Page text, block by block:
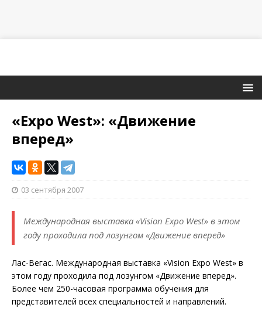
«Expo West»: «Движение
вперед»
03 сентября 2007
Международная выставка «Vision Expo West» в этом
году проходила под лозунгом «Движение вперед»
Лас-Вегас. Международная выставка «Vision Expo West» в
этом году проходила под лозунгом «Движение вперед».
Более чем 250-часовая программа обучения для
представителей всех специальностей и направлений.